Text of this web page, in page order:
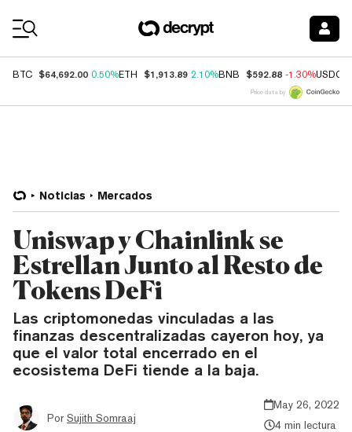
BTC $64,692.00 0.50%ETH $1,913.89 2.10%BNB $592.88 -1.30%USDC
Price data by
Noticias Mercados
Uniswap y Chainlink se
Estrellan Junto al Resto de
Tokens DeFi
Las criptomonedas vinculadas a las
finanzas descentralizadas cayeron hoy, ya
que el valor total encerrado en el
ecosistema DeFi tiende a la baja.
Por Sujith Somraaj
May 26, 2022
4 min lectura